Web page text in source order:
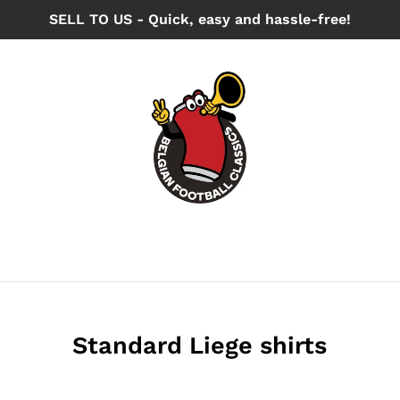
SELL TO US - Quick, easy and hassle-free!
Standard Liege shirts